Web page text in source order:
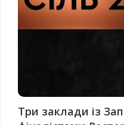
Три заклади із